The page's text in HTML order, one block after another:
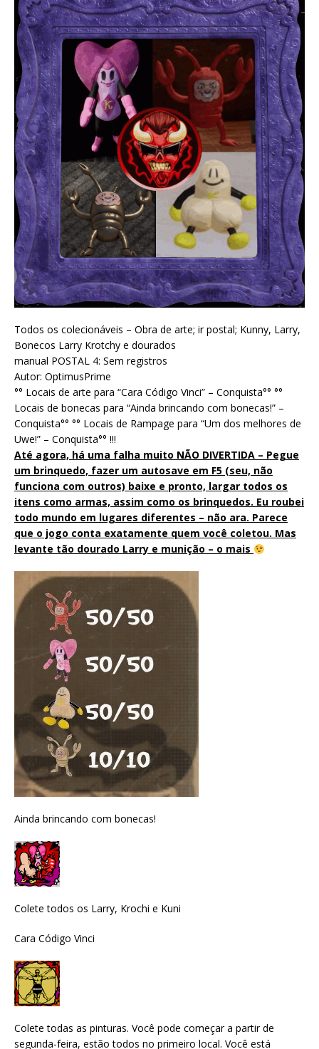
Todos os colecionáveis – Obra de arte; ir postal; Kunny, Larry,
Bonecos Larry Krotchy e dourados
manual POSTAL 4: Sem registros
Autor: OptimusPrime
°° Locais de arte para “Cara Código Vinci” – Conquista°° °°
Locais de bonecas para “Ainda brincando com bonecas!” –
Conquista°° °° Locais de Rampage para “Um dos melhores de
Uwe!” – Conquista°° !!!
Até agora, há uma falha muito NÃO DIVERTIDA – Pegue
um brinquedo, fazer um autosave em F5 (seu, não
funciona com outros) baixe e pronto, largar todos os
itens como armas, assim como os brinquedos. Eu roubei
todo mundo em lugares diferentes – não ara. Parece
que o jogo conta exatamente quem você coletou. Mas
levante tão dourado Larry e munição – o mais
Ainda brincando com bonecas!
Colete todos os Larry, Krochi e Kuni
Cara Código Vinci
Colete todas as pinturas. Você pode começar a partir de
segunda-feira, estão todos no primeiro local. Você está